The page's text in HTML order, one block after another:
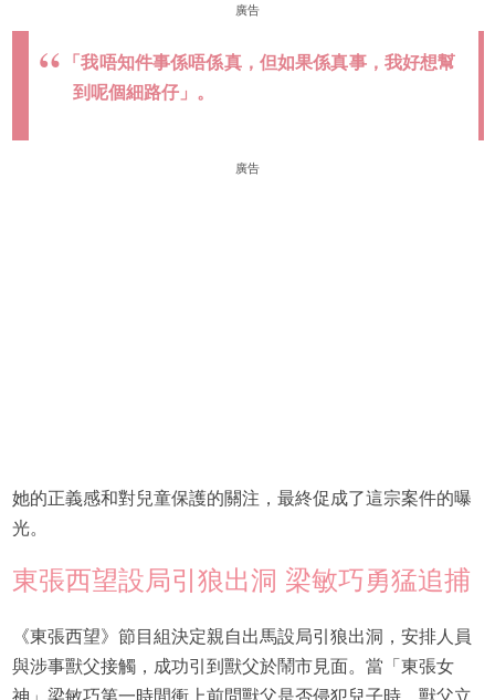
廣告
「我唔知件事係唔係真，但如果係真事，我好想幫
到呢個細路仔」。
廣告
她的正義感和對兒童保護的關注，最終促成了這宗案件的曝
光。
東張西望設局引狼出洞 梁敏巧勇猛追捕
《東張西望》節目組決定親自出馬設局引狼出洞，安排人員
與涉事獸父接觸，成功引到獸父於鬧市見面。當「東張女
神」梁敏巧第一時間衝上前問獸父是否侵犯兒子時，獸父立